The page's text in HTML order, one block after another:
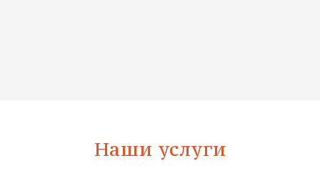
Наши услуги